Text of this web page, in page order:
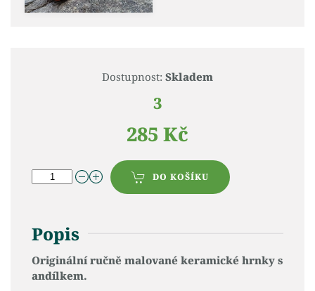
Dostupnost: Skladem
3
285 Kč
DO KOŠÍKU
Popis
Originální ručně malované keramické hrnky s
andílkem.